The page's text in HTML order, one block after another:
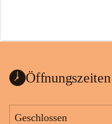
Öffnungszeiten
Geschlossen